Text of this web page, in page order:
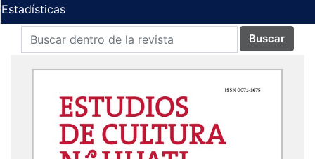
Estadísticas
Buscar